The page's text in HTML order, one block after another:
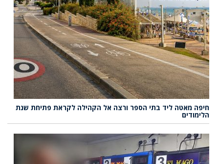
חיפה מאטה ליד בתי הספר ורצה אל הקהילה לקראת פתיחת שנת
הלימודים